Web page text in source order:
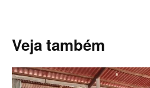
Veja também